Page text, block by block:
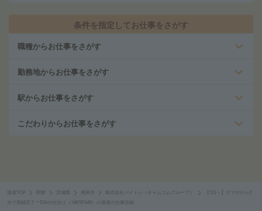
条件を指定してお仕事をさがす
職種からお仕事をさがす
勤務地からお仕事をさがす
駅からお仕事をさがす
こだわりからお仕事をさがす
派遣TOP 茨城県 潮来市 株式会社バイトレ（キャムコムグループ）
【1日～】スマホから3
分で登録完了＊DMの仕分け（108787449）の派遣の仕事詳細